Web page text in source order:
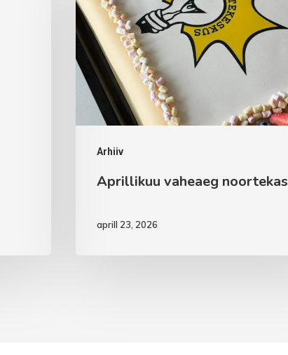
Arhiiv
noortekas
Aprillikuu vaheaeg noortekas
aprill 23, 2026